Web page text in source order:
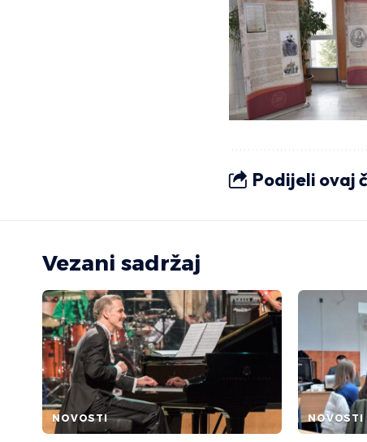
Podijeli ovaj
Vezani sadržaj
NOVOSTI NOVOSTI